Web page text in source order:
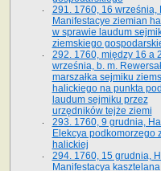
291. 1760, 16 września,
Manifestacye ziemian
w sprawie laudum
ziemskiego
292. 1760, między 16 a
września, b. m. Rewersał
marszałka sejmiku
halickiego na punkta
laudum sejmiku przez
urzędników tejże ziemi
293. 1760, 9 grudnia,
Elekcya podkomorzego
halickiej
294. 1760, 15 grudnia,
Manifestacya kasztelana